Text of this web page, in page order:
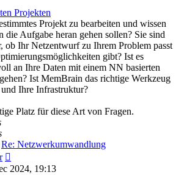
post
Projekten
Projekt zu bearbeiten und wissen
die Aufgabe heran gehen sollen? Sie sind
ob Ihr Netzentwurf zu Ihrem Problem passt
gibt? Ist es
an Ihre Daten mit einem NN basierten
Ist MemBrain das richtige Werkzeug
Ihre Infrastruktur?
Platz für diese Art von Fragen.
Re: Netzwerkumwandlung
the
2024, 19:13